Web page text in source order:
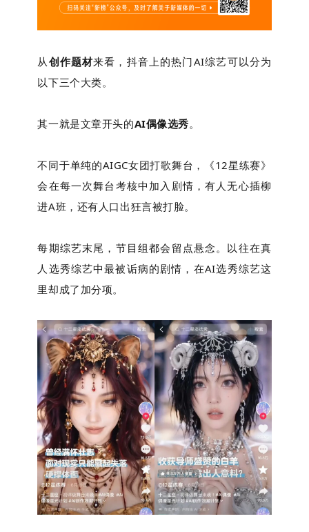
从 创作题材来看，抖音上的热门AI综艺可以分为
以下三个大类。
其一就是文章开头的AI偶像选秀。
不同于单纯的AIGC女团打歌舞台，《12星练赛》
会在每一次舞台考核中加入剧情，有人无心插柳
进A班，还有人口出狂言被打脸。
每期综艺末尾，节目组都会留点悬念。以往在真
人选秀综艺中最被诟病的剧情，在AI选秀综艺这
里却成了加分项。